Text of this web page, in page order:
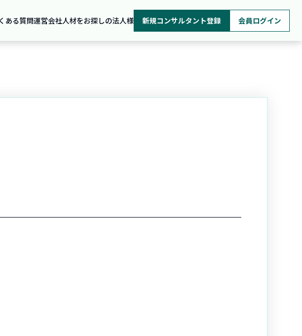
ある質問運営会社人材をお探しの法人様 新規コンサルタント登録 会員ログイン